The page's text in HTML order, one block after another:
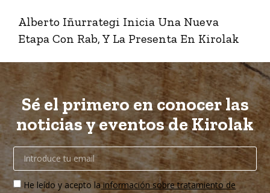
Alberto Iñurrategi Inicia Una Nueva
Etapa Con Rab, Y La Presenta En Kirolak
Sé el primero en conocer las
noticias y eventos de Kirolak
He leído y acepto lainformación sobre tratamiento de